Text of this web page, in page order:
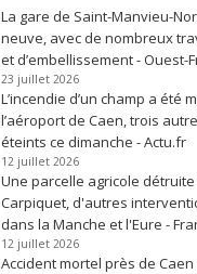
La gare de Saint-Manvieu-
neuve, avec de nombreux
et d’embellissement - Ouest-
23 juillet 2026
L’incendie d’un champ a été
l’aéroport de Caen, trois
éteints ce dimanche - Actu.fr
12 juillet 2026
Une parcelle agricole
Carpiquet, d'autres
dans la Manche et l'Eure -
12 juillet 2026
Accident mortel près de